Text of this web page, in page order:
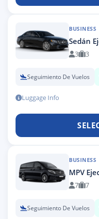
BUSINESS
Sedán
3 3
Seguimiento De Vuelos
Luggage Info
BUSINESS
MPV
7 7
Seguimiento De Vuelos